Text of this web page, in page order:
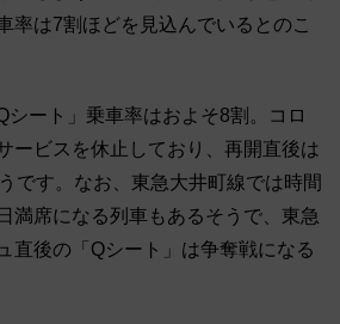
率は7割ほどを見込んでいるとのこ
ート」乗車率はおよそ8割。コロ
ービスを休止しており、再開直後は
です。なお、東急大井町線では時間
満席になる列車もあるそうで、東急
直後の「Qシート」は争奪戦になる